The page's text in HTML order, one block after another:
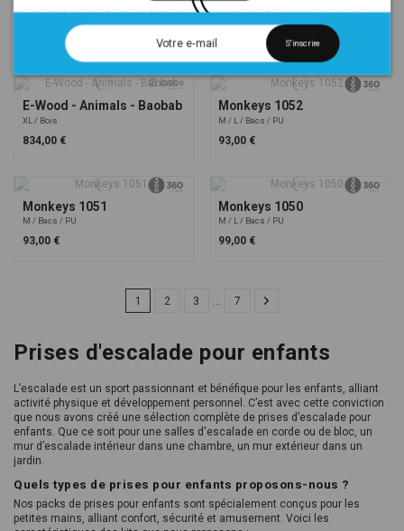
E-Wood - Animals - Kaa
684,00 €
E-Wood - Animals - Babar
E-Wood - Animals - Baobab
XL Bois
834,00 €
Monkeys 1052
M L Bacs PU
93,00 €
Monkeys 1051
M Bacs PU
93,00 €
Monkeys 1050
M L Bacs PU
99,00 €
1 2 3 7
Prises d'escalade pour enfants
L’escalade est un sport passionnant et bénéfique pour les enfants, alliant
activité physique et développement personnel. C’est avec cette conviction
que nous avons créé une sélection complète de prises d’escalade pour
enfants. Que ce soit pour une salles d'escalade en corde ou de bloc, un
mur d’escalade intérieur dans une chambre, un mur extérieur dans un
jardin.
Quels types de prises pour enfants proposons-nous ?
Nos packs de prises pour enfants sont spécialement conçus pour les
petites mains, alliant confort, sécurité et amusement. Voici les
S'inscrire